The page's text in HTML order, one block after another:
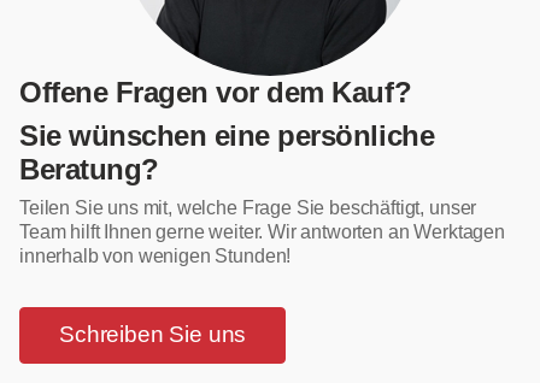
Offene Fragen vor dem Kauf?
Sie wünschen eine persönliche
Beratung?
Teilen Sie uns mit, welche Frage Sie beschäftigt, unser
Team hilft Ihnen gerne weiter. Wir antworten an Werktagen
innerhalb von wenigen Stunden!
Schreiben Sie uns